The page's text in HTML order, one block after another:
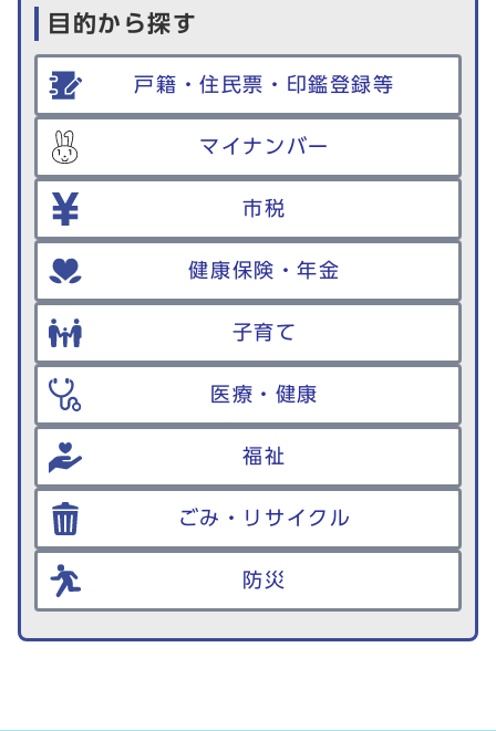
目的から探す
戸籍・住民票・印鑑登録等
マイナンバー
市税
健康保険・年金
子育て
医療・健康
福祉
ごみ・リサイクル
防災